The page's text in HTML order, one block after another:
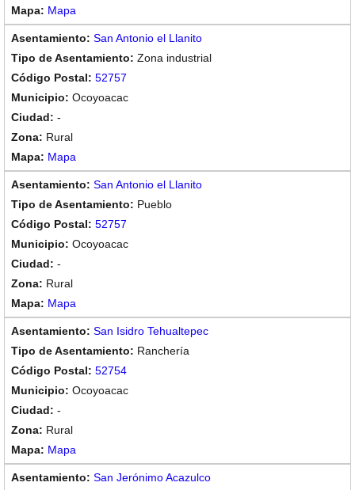
Mapa
San Antonio el Llanito
Zona industrial
52757
Ocoyoacac
-
Rural
Mapa
San Antonio el Llanito
Pueblo
52757
Ocoyoacac
-
Rural
Mapa
San Isidro Tehualtepec
Ranchería
52754
Ocoyoacac
-
Rural
Mapa
San Jerónimo Acazulco